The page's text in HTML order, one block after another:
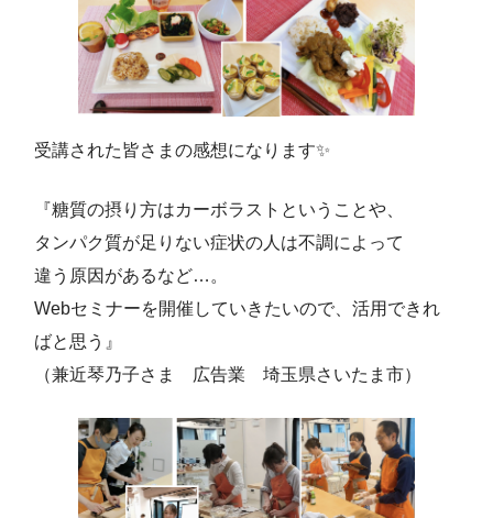
受講された皆さまの感想になります✨
『糖質の摂り方はカーボラストということや、
タンパク質が足りない症状の人は不調によって
違う原因があるなど…。
Webセミナーを開催していきたいので、活用できれ
ばと思う』
（兼近琴乃子さま 広告業 埼玉県さいたま市）